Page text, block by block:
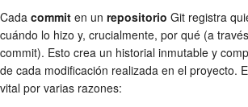
Cada commit en un repositorio Git registra
cuándo lo hizo y, crucialmente, por qué (a
commit). Esto crea un historial inmutable y
de cada modificación realizada en el proyecto.
vital por varias razones: